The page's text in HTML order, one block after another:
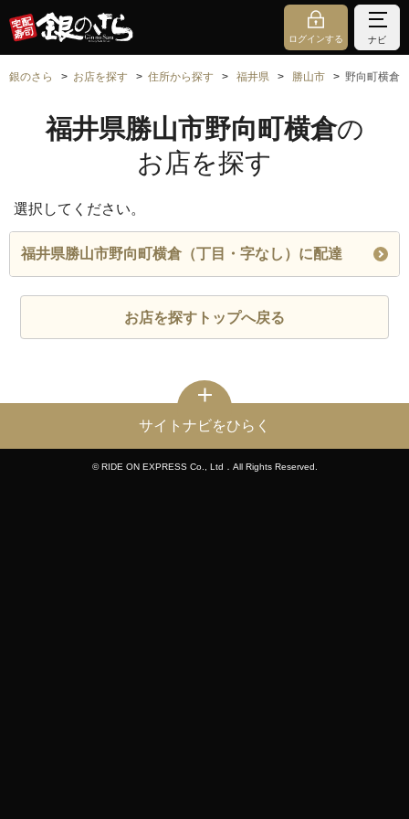
ログインする ナビ
銀のさら お店を探す 住所から探す 福井県 勝山市 野向町横倉
福井県勝山市野向町横倉の
お店を探す
選択してください。
福井県勝山市野向町横倉（丁目・字なし）に配達
お店を探すトップへ戻る
サイトナビをひらく
© RIDE ON EXPRESS Co., Ltd．All Rights Reserved.